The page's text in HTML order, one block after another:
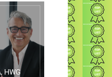
HWG